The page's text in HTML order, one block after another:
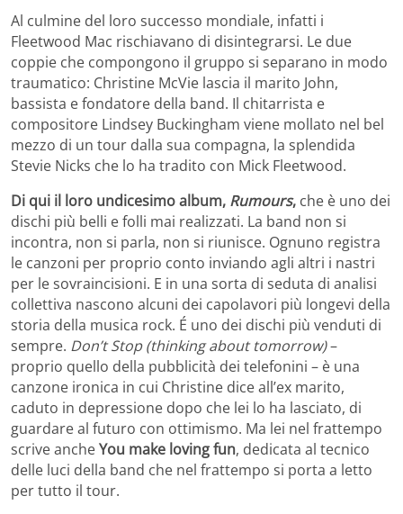
Al culmine del loro successo mondiale, infatti i
Fleetwood Mac rischiavano di disintegrarsi. Le due
coppie che compongono il gruppo si separano in modo
traumatico: Christine McVie lascia il marito John,
bassista e fondatore della band. Il chitarrista e
compositore Lindsey Buckingham viene mollato nel bel
mezzo di un tour dalla sua compagna, la splendida
Stevie Nicks che lo ha tradito con Mick Fleetwood.
Di qui il loro undicesimo album, Rumours, che è uno dei
dischi più belli e folli mai realizzati. La band non si
incontra, non si parla, non si riunisce. Ognuno registra
le canzoni per proprio conto inviando agli altri i nastri
per le sovraincisioni. E in una sorta di seduta di analisi
collettiva nascono alcuni dei capolavori più longevi della
storia della musica rock. É uno dei dischi più venduti di
sempre. Don’t Stop (thinking about tomorrow)–
proprio quello della pubblicità dei telefonini – è una
canzone ironica in cui Christine dice all’ex marito,
caduto in depressione dopo che lei lo ha lasciato, di
guardare al futuro con ottimismo. Ma lei nel frattempo
scrive ancheYou make loving fun, dedicata al tecnico
delle luci della band che nel frattempo si porta a letto
per tutto il tour.